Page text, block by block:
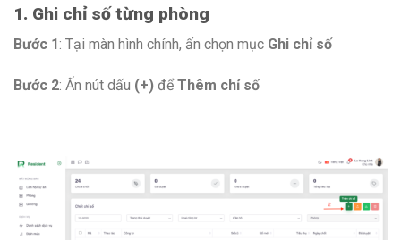
1. Ghi chỉ số từng phòng
Bước 1: Tại màn hình chính, ấn chọn mục Ghi chỉ số
Bước 2: Ấn nút dấu (+) đểThêm chỉ số